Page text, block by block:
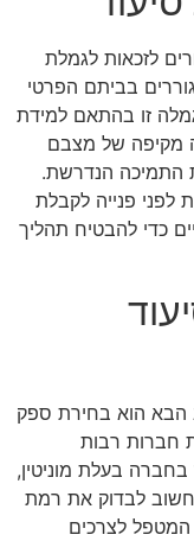
לזכאות לגמלת
בביתם הפרטי
זו בהתאם למידת
מקיפה של מצבם
התמיכה הנדרשת.
לפני פנייה לקבלת
כדי להבטיח תהליך
הבא הוא בחירת ספק
חברות רבות
בעלת מוניטין,
חשוב לבדוק את רמת
לצרכים